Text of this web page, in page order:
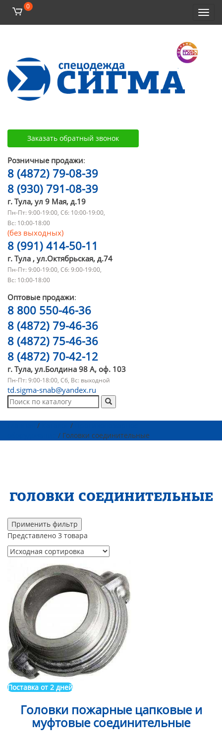
0
Заказать обратный звонок
Розничные продажи:
8 (4872) 79-08-39
8 (930) 791-08-39
г. Тула, ул 9 Мая, д.19
Пн-Пт: 9:00-19:00, Сб: 10:00-19:00,
Вс: 10:00-18:00
(без выходных)
8 (991) 414-50-11
г. Тула , ул.Октябрьская, д.74
Пн-Пт: 9:00-19:00, Сб: 9:00-19:00,
Вс: 10:00-18:00
Оптовые продажи:
8 800 550-46-36
8 (4872) 79-46-36
8 (4872) 75-46-36
8 (4872) 70-42-12
г. Тула, ул.Болдина 98 А, оф. 103
Пн-Пт: 9:00-18:00, Сб, Вс: выходной
td.sigma-snab@yandex.ru
/ /
/ Головки соединительные
ГОЛОВКИ СОЕДИНИТЕЛЬНЫЕ
Применить фильтр
Представлено 3 товара
Поставка от 2 дней
Головки пожарные цапковые и
муфтовые соединительные